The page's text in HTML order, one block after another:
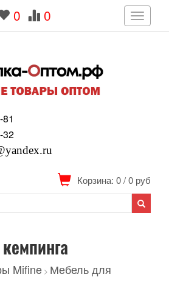
0 0
Toggle
32
Корзина: 0/0 руб
Mifine > Мебель для